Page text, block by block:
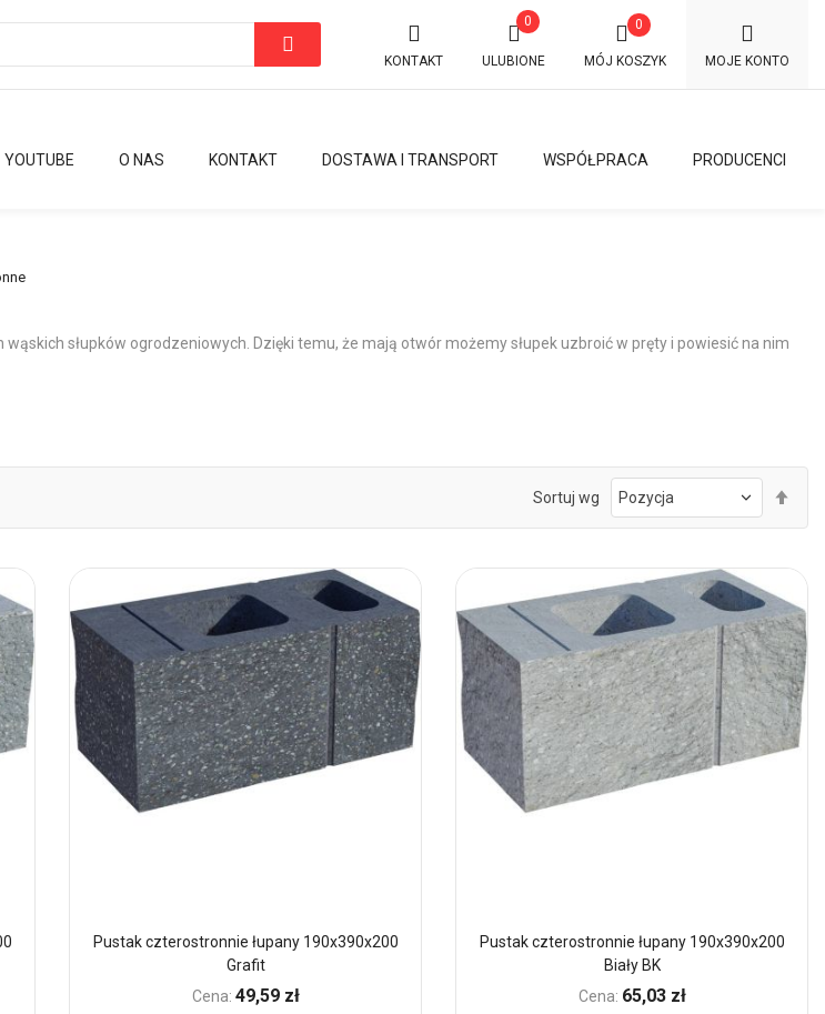
KONTAKT
0
ULUBIONE MÓJ KOSZYK
0
MOJE KONTO
PRODUCENCI
WSPÓŁPRACA
DOSTAWA I TRANSPORT
KONTAKT
O NAS
YOUTUBE
słupków ogrodzeniowych. Dzięki temu, że mają otwór możemy słupek uzbroić w pręty i powiesić na nim
Sortuj wg
Pustak czterostronnie łupany 190x390x200
Grafit
Cena: 49,59 zł
Pustak czterostronnie łupany 190x390x200
Biały BK
Cena: 65,03 zł